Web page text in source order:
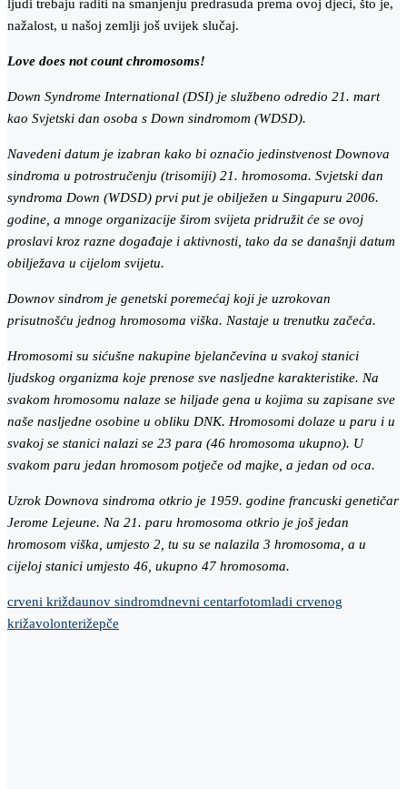
ljudi trebaju raditi na smanjenju predrasuda prema ovoj djeci, što je,
nažalost, u našoj zemlji još uvijek slučaj.
Love does not count chromosoms!
Down Syndrome International (DSI) je službeno odredio 21. mart
kao Svjetski dan osoba s Down sindromom (WDSD).
Navedeni datum je izabran kako bi označio jedinstvenost Downova
sindroma u potrostručenju (trisomiji) 21. hromosoma. Svjetski dan
syndroma Down (WDSD) prvi put je obilježen u Singapuru 2006.
godine, a mnoge organizacije širom svijeta pridružit će se ovoj
proslavi kroz razne događaje i aktivnosti, tako da se današnji datum
obilježava u cijelom svijetu.
Downov sindrom je genetski poremećaj koji je uzrokovan
prisutnošću jednog hromosoma viška. Nastaje u trenutku začeća.
Hromosomi su sićušne nakupine bjelančevina u svakoj stanici
ljudskog organizma koje prenose sve nasljedne karakteristike. Na
svakom hromosomu nalaze se hiljade gena u kojima su zapisane sve
naše nasljedne osobine u obliku DNK. Hromosomi dolaze u paru i u
svakoj se stanici nalazi se 23 para (46 hromosoma ukupno). U
svakom paru jedan hromosom potječe od majke, a jedan od oca.
Uzrok Downova sindroma otkrio je 1959. godine francuski genetičar
Jerome Lejeune. Na 21. paru hromosoma otkrio je još jedan
hromosom viška, umjesto 2, tu su se nalazila 3 hromosoma, a u
cijeloj stanici umjesto 46, ukupno 47 hromosoma.
crveni križdaunov sindromdnevni centarfotomladi crvenog
križavolonterižepče